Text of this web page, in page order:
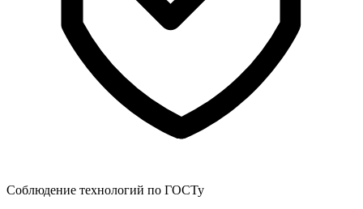
Соблюдение технологий по ГОСТу